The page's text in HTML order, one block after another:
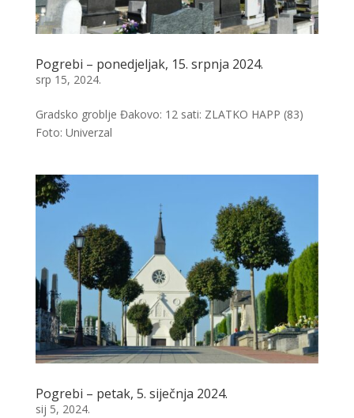
Pogrebi – ponedjeljak, 15. srpnja 2024.
srp 15, 2024.
Gradsko groblje Đakovo: 12 sati: ZLATKO HAPP (83)
Foto: Univerzal
Pogrebi – petak, 5. siječnja 2024.
sij 5, 2024.